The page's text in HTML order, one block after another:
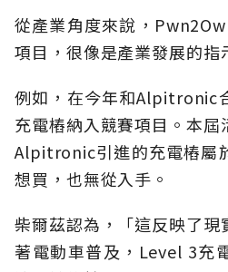
從產業角度來說，
項目，很像是產業發展的指
例如，在今年和Alpitronic
充電樁納入競賽項目。本屆
Alpitronic引進的充電樁屬
想買，也無從入手。
柴爾茲認為，「這反映了現
著電動車普及，Level 3充